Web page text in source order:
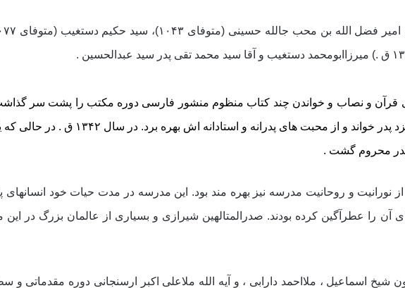
قرآن و نصاب و خواندن چند کتاب منظوم منشور فارسى دوره مکتب را پشت سر
به تحصیل علوم اسلامى نمود و درسهاى ابتدایى حوزه علمیه را نزد پدر خواند
محروم گشت .
و روحانیت مدرسه نیز بهره مند بود. این مدرسه در مدت حیات خود انسانهاى
را عطرآگین کرده بودند. صدرالمتالهین شیرازى و بسیارى از عالمان بزرگ در
اسماعیل ، ملااحمد دارابى ، و آیه الله ملاعلى اکبر ارسنجانى دوره مقدماتى و